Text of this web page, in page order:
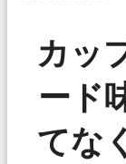
カッ
ード
てな